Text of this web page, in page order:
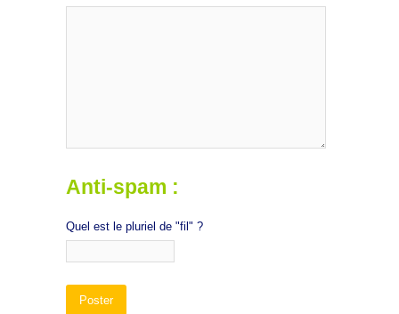
Anti-spam :
Quel est le pluriel de "fil" ?